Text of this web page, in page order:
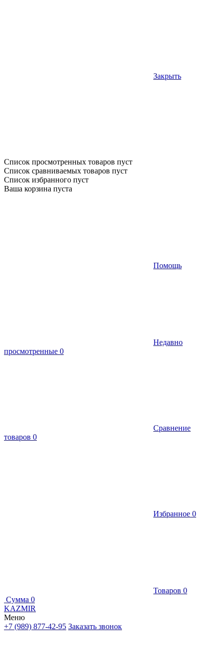
Закрыть
Список просмотренных товаров пуст
Список сравниваемых товаров пуст
Список избранного пуст
Ваша корзина пуста
Помощь
Недавно
просмотренные 0
Сравнение
товаров 0
Избранное 0
Товаров 0
Сумма 0
KAZMIR
Меню
+7 (989) 877-42-95 Заказать звонок